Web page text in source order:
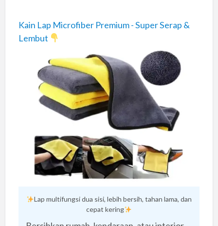
Kain Lap Microfiber Premium - Super Serap &
Lembut
Lap multifungsi dua sisi, lebih bersih, tahan lama, dan
cepat kering